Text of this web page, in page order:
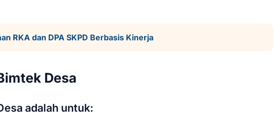
RKA dan DPA SKPD Berbasis Kinerja
Desa
adalah untuk: